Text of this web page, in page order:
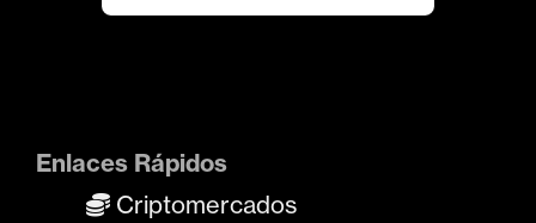
Enlaces Rápidos
Criptomercados